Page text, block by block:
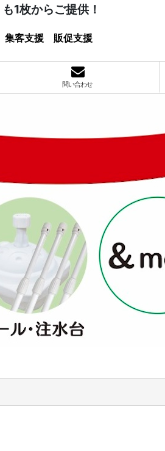
1枚からご提供！
集客支援 販促支援
問い合わせ